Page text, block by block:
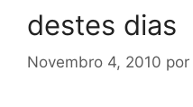
destes dias
Novembro 4, 2010 por